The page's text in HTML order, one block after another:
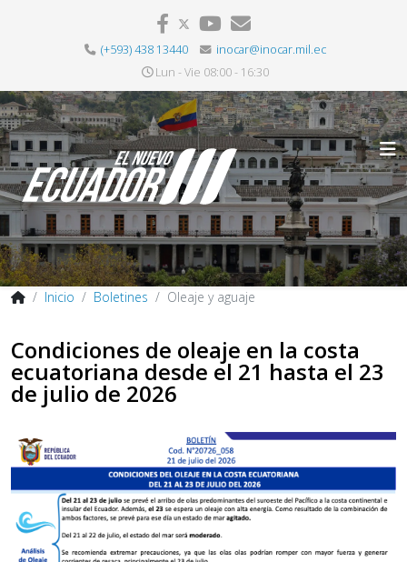
(+593) 438 13440
inocar@inocar.mil.ec
Lun - Vie 08:00 - 16:30
Inicio Boletines Oleaje y aguaje
Condiciones de oleaje en la costa
ecuatoriana desde el 21 hasta el 23
de julio de 2026